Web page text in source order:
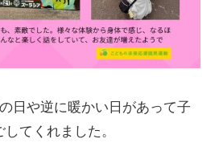
日や逆に暖かい日があって子
てくれました。